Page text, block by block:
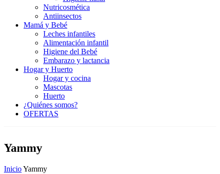
Nutricosmética
Antiinsectos
Mamá y Bebé
Leches infantiles
Alimentación infantil
Higiene del Bebé
Embarazo y lactancia
Hogar y Huerto
Hogar y cocina
Mascotas
Huerto
¿Quiénes somos?
OFERTAS
Yammy
InicioYammy